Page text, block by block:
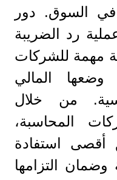
في السوق. دور
رد الضريبة
مهمة للشركات
المالي
من خلال
المحاسبة،
أقصى استفادة
التزامها